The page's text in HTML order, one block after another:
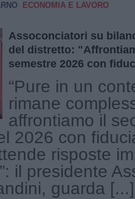
ECONOMIA E LAVORO
Assoconciatori su
del distretto:
semestre 2026 con
“Pure in un
rimane
affrontiamo il
2026 con
risposte
il presidente
guarda [...]